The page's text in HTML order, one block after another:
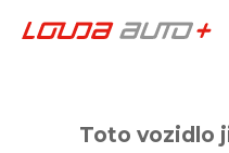
Toto vozidlo